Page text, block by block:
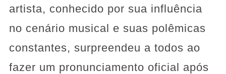
artista, conhecido por sua influência
no cenário musical e suas polêmicas
constantes, surpreendeu a todos ao
fazer um pronunciamento oficial após